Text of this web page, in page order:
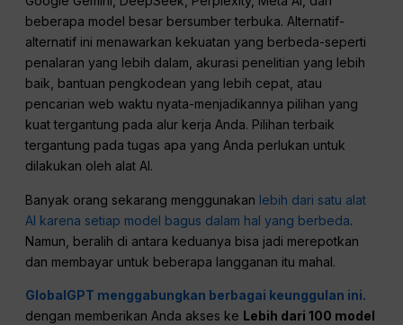
beberapa model besar bersumber terbuka. Alternatif-
alternatif ini menawarkan kekuatan yang berbeda-seperti
penalaran yang lebih dalam, akurasi penelitian yang lebih
baik, bantuan pengkodean yang lebih cepat, atau
pencarian web waktu nyata-menjadikannya pilihan yang
kuat tergantung pada alur kerja Anda. Pilihan terbaik
tergantung pada tugas apa yang Anda perlukan untuk
dilakukan oleh alat AI.
Banyak orang sekarang menggunakan lebih dari satu alat
AI karena setiap model bagus dalam hal yang berbeda.
Namun, beralih di antara keduanya bisa jadi merepotkan
dan membayar untuk beberapa langganan itu mahal.
GlobalGPT menggabungkan berbagai keunggulan ini.
dengan memberikan Anda akses ke Lebih dari 100 model